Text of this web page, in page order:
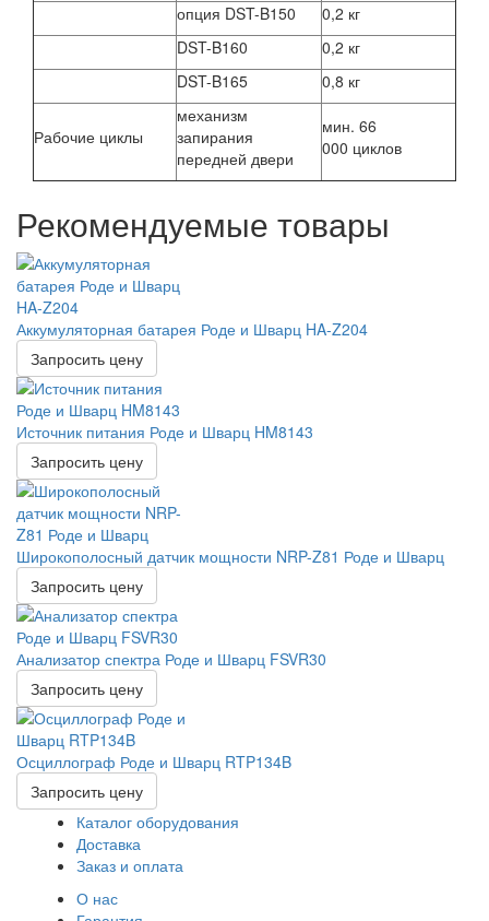
опция DST-B150
0,2 кг
DST-B160
0,2 кг
DST-B165
0,8 кг
Рабочие циклы
механизм
запирания
передней двери
мин. 66
000 циклов
Рекомендуемые товары
Аккумуляторная батарея Роде и Шварц HA-Z204
Запросить цену
Источник питания Роде и Шварц HM8143
Запросить цену
Широкополосный датчик мощности NRP-Z81 Роде и Шварц
Запросить цену
Анализатор спектра Роде и Шварц FSVR30
Запросить цену
Осциллограф Роде и Шварц RTP134B
Запросить цену
Каталог оборудования
Доставка
Заказ и оплата
О нас